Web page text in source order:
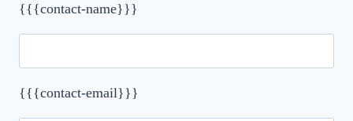
{{{contact-name}}}
{{{contact-email}}}